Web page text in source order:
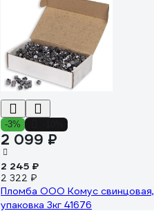
-3%
2 099 ₽
2 245 ₽
2 322 ₽
Пломба ООО Комус свинцовая,
упаковка 3кг 41676